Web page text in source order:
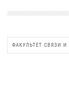
ФАКУЛЬТЕТ СВЯЗИ И